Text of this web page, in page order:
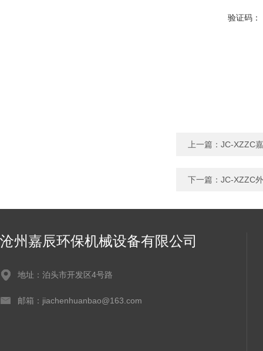
验证码：
上一篇： JC-XZZC
下一篇： JC-XZZC
沧州嘉辰环保机械设备有限公司
地址：泊头市开发区4号路
邮箱：jiachenhuanbao@163.com